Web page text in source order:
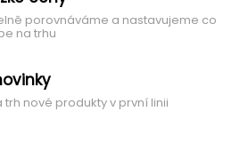
porovnáváme a nastavujeme co
na trhu
trh nové produkty v první linii